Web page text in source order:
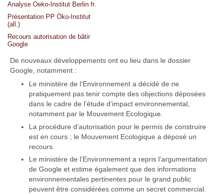
Analyse Oeko-Institut Berlin fr.
Présentation PP Öko-Institut
(all.)
Recours autorisation de bâtir
Google
De nouveaux développements ont eu lieu dans le dossier
Google, notamment :
Le ministère de l’Environnement a décidé de ne
pratiquement pas tenir compte des objections déposées
dans le cadre de l’étude d’impact environnemental,
notamment par le Mouvement Ecologique.
La procédure d’autorisation pour le permis de construire
est en cours ; le Mouvement Ecologique a déposé un
recours.
Le ministère de l’Environnement a repris l’argumentation
de Google et estime également que des informations
environnementales pertinentes pour le grand public
peuvent être considérées comme un secret commercial.